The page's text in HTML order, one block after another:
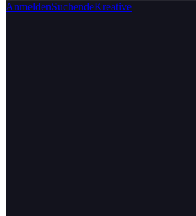
AnmeldenSuchendeKreative